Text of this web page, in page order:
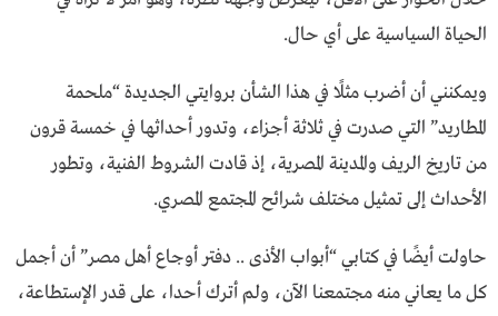
الحياة السياسية على أي حال.
ويمكنني أن أضرب مثلًا في هذا الشأن بروايتي الجديدة “ملحمة
المطاريد” التي صدرت في ثلاثة أجزاء، وتدور أحداثها في خمسة قرون
من تاريخ الريف والمدينة المصرية، إذ قادت الشروط الفنية، وتطور
الأحداث إلى تمثيل مختلف شرائح المجتمع المصري.
حاولت أيضًا في كتابي “أبواب الأذى .. دفتر أوجاع أهل مصر” أن أجمل
كل ما يعاني منه مجتمعنا الآن، ولم أترك أحدا، على قدر الإستطاعة،